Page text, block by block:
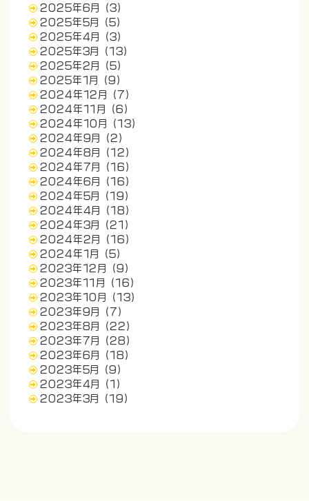
2025年6月
(3)
2025年5月
(5)
2025年4月
(3)
2025年3月
(13)
2025年2月
(5)
2025年1月
(9)
2024年12月
(7)
2024年11月
(6)
2024年10月
(13)
2024年9月
(2)
2024年8月
(12)
2024年7月
(16)
2024年6月
(16)
2024年5月
(19)
2024年4月
(18)
2024年3月
(21)
2024年2月
(16)
2024年1月
(5)
2023年12月
(9)
2023年11月
(16)
2023年10月
(13)
2023年9月
(7)
2023年8月
(22)
2023年7月
(28)
2023年6月
(18)
2023年5月
(9)
2023年4月
(1)
2023年3月
(19)